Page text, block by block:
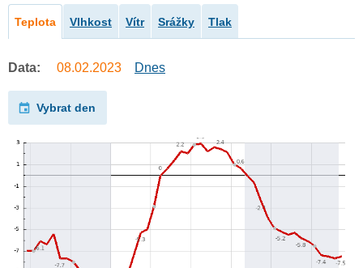
Teplota Vlhkost Vítr Srážky Tlak
Data: 08.02.2023 Dnes
Vybrat den